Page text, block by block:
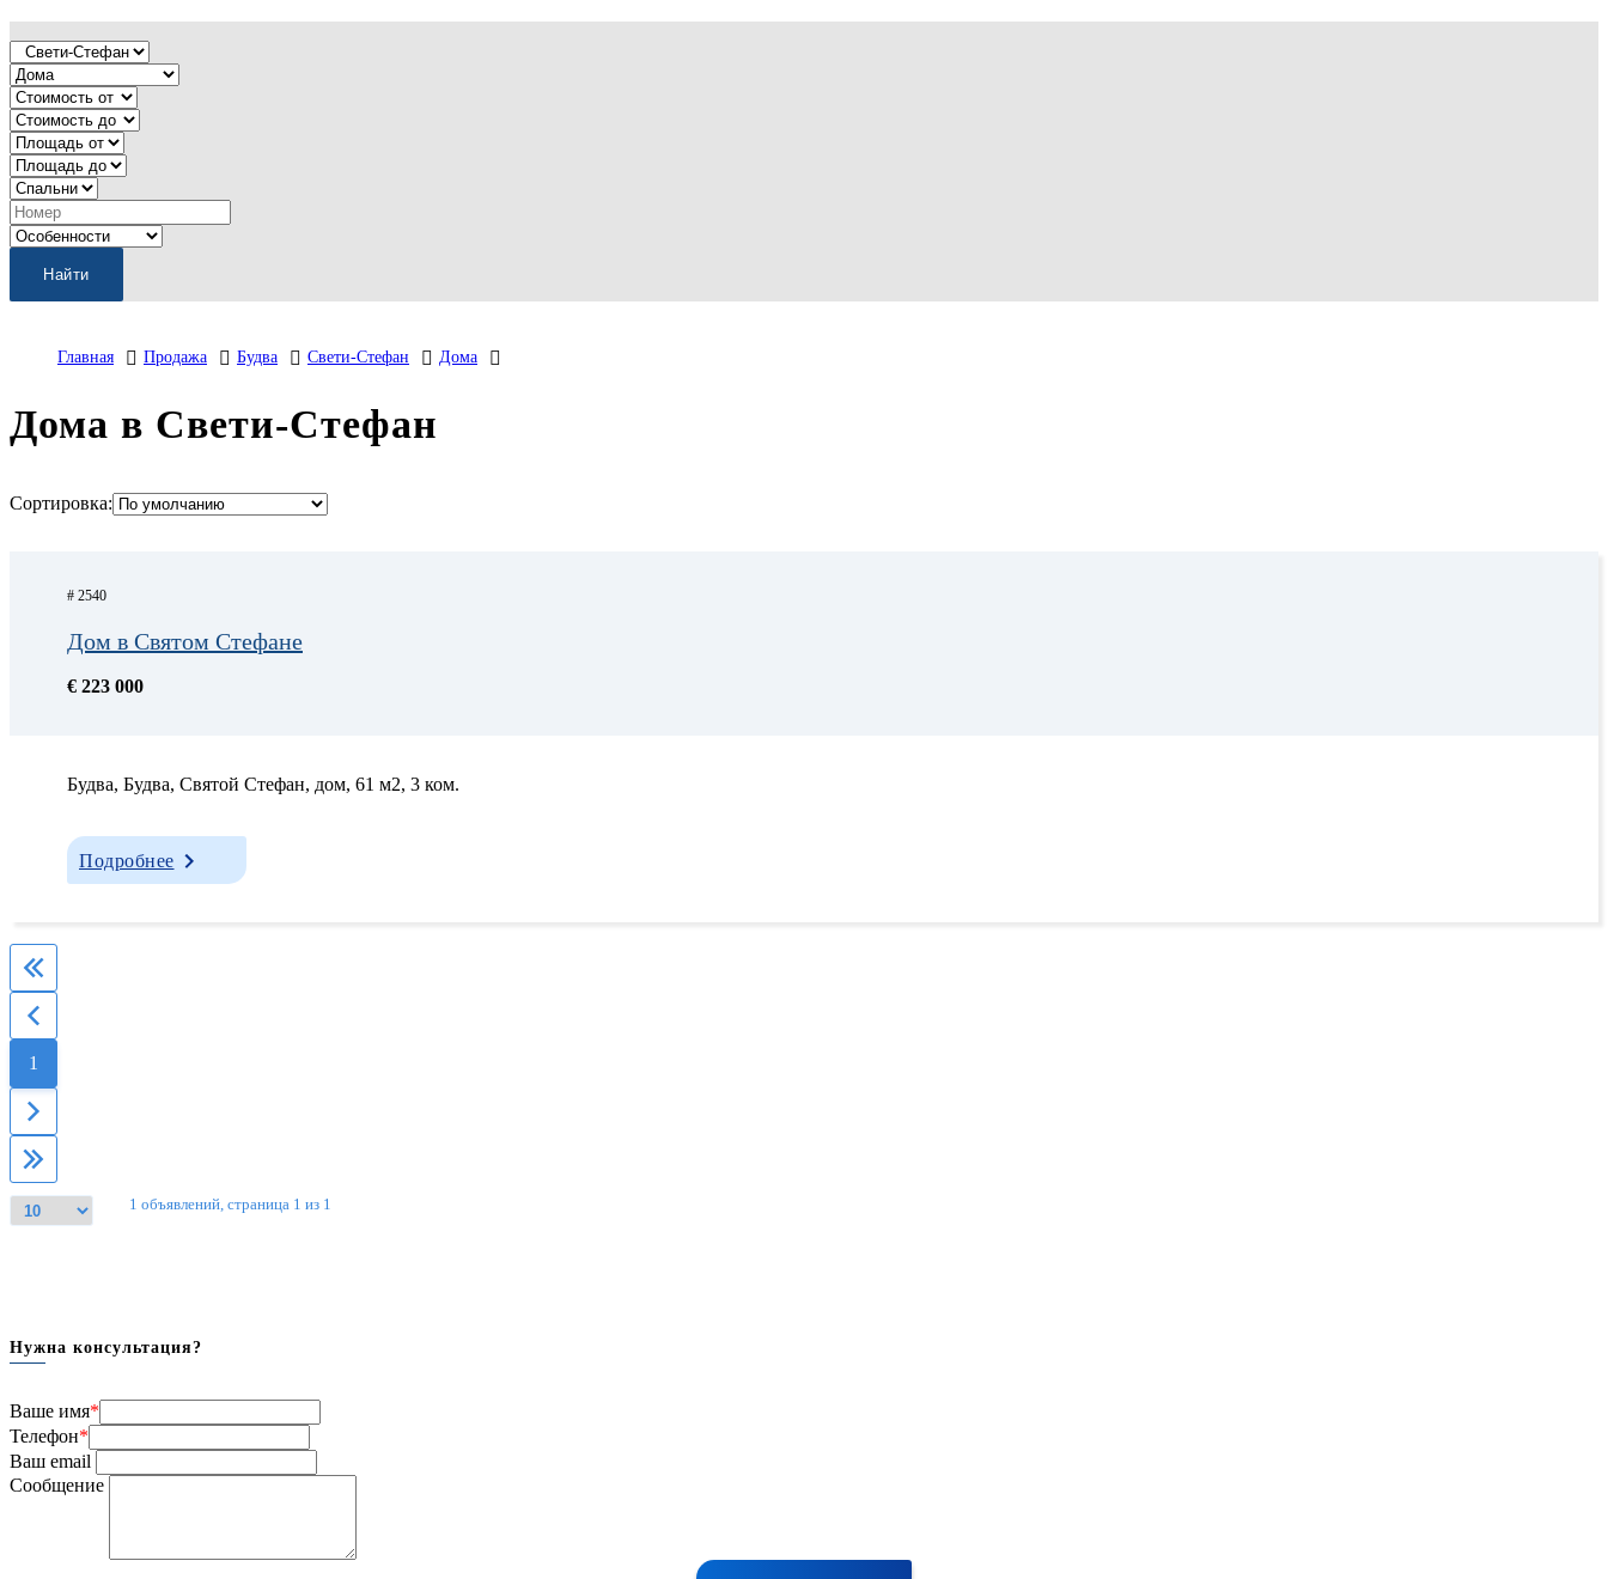
Главная Продажа Будва Свети-Стефан Дома
Дома в Свети-Стефан
Сортировка:
# 2540
Дом в Святом Стефане
€ 223 000
Будва, Будва, Святой Стефан, дом, 61 м2, 3 ком.
Подробнее
1
1 объявлений, страница 1 из 1
Нужна консультация?
Ваше имя*
Телефон*
Ваш email
Сообщение